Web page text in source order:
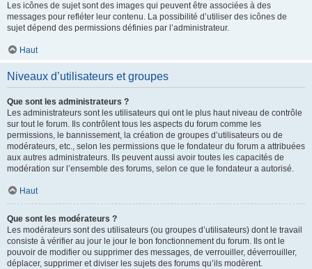
Les icônes de sujet sont des images qui peuvent être associées à des
messages pour refléter leur contenu. La possibilité d’utiliser des icônes de
sujet dépend des permissions définies par l’administrateur.
Haut
Niveaux d’utilisateurs et groupes
Que sont les administrateurs ?
Les administrateurs sont les utilisateurs qui ont le plus haut niveau de contrôle
sur tout le forum. Ils contrôlent tous les aspects du forum comme les
permissions, le bannissement, la création de groupes d’utilisateurs ou de
modérateurs, etc., selon les permissions que le fondateur du forum a attribuées
aux autres administrateurs. Ils peuvent aussi avoir toutes les capacités de
modération sur l’ensemble des forums, selon ce que le fondateur a autorisé.
Haut
Que sont les modérateurs ?
Les modérateurs sont des utilisateurs (ou groupes d’utilisateurs) dont le travail
consiste à vérifier au jour le jour le bon fonctionnement du forum. Ils ont le
pouvoir de modifier ou supprimer des messages, de verrouiller, déverrouiller,
déplacer, supprimer et diviser les sujets des forums qu’ils modèrent.